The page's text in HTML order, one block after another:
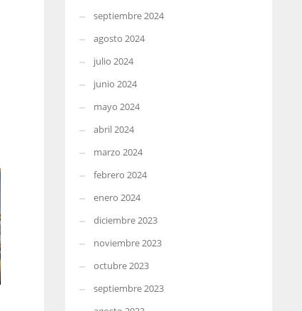
septiembre 2024
agosto 2024
julio 2024
junio 2024
mayo 2024
abril 2024
marzo 2024
febrero 2024
enero 2024
diciembre 2023
noviembre 2023
octubre 2023
septiembre 2023